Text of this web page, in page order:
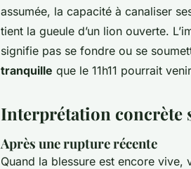
assumée, la capacité à canaliser
tient la gueule d’un lion ouverte.
signifie pas se fondre ou se
tranquille que le 11h11 pourrait
Interprétation concrète
Après une rupture récente
Quand la blessure est encore vive,